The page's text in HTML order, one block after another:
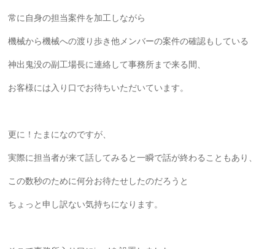
常に自身の担当案件を加工しながら
機械から機械への渡り歩き他メンバーの案件の確認もしている
神出鬼没の副工場長に連絡して事務所まで来る間、
お客様には入り口でお待ちいただいています。
更に！たまになのですが、
実際に担当者が来て話してみると一瞬で話が終わることもあり、
この数秒のために何分お待たせしたのだろうと
ちょっと申し訳ない気持ちになります。